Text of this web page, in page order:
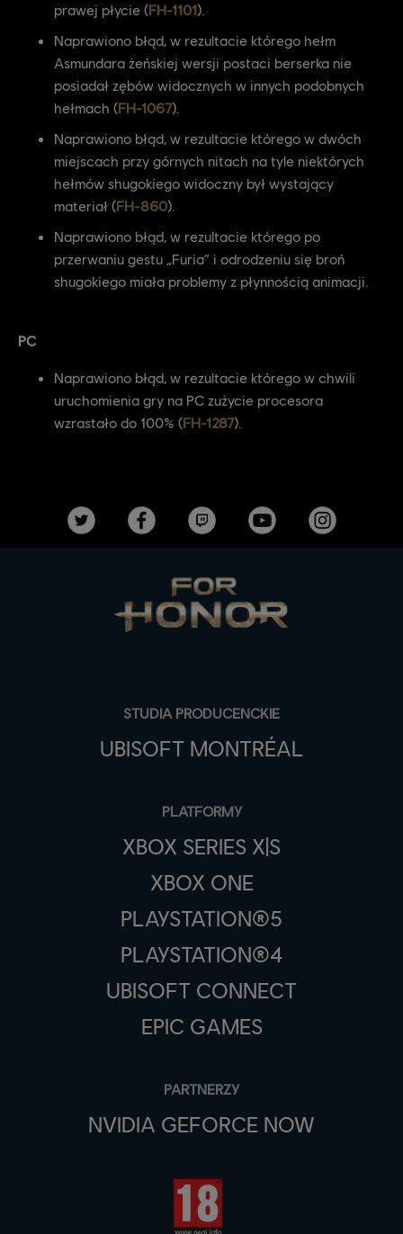
prawej płycie (FH-1101).
Naprawiono błąd, w rezultacie którego hełm
Asmundara żeńskiej wersji postaci berserka nie
posiadał zębów widocznych w innych podobnych
hełmach (FH-1067).
Naprawiono błąd, w rezultacie którego w dwóch
miejscach przy górnych nitach na tyle niektórych
hełmów shugokiego widoczny był wystający
materiał (FH-860).
Naprawiono błąd, w rezultacie którego po
przerwaniu gestu „Furia” i odrodzeniu się broń
shugokiego miała problemy z płynnością animacji.
PC
Naprawiono błąd, w rezultacie którego w chwili
uruchomienia gry na PC zużycie procesora
wzrastało do 100% (FH-1287).
STUDIA PRODUCENCKIE
UBISOFT MONTRÉAL
PLATFORMY
XBOX SERIES X|S
XBOX ONE
PLAYSTATION®5
PLAYSTATION®4
UBISOFT CONNECT
EPIC GAMES
PARTNERZY
NVIDIA GEFORCE NOW